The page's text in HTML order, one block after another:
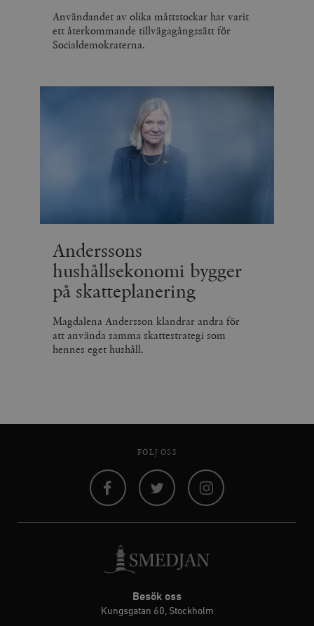
Användandet av olika måttstockar har varit
ett återkommande tillvägagångssätt för
Socialdemokraterna.
Anderssons
hushållsekonomi bygger
på skatteplanering
Magdalena Andersson klandrar andra för
att använda samma skattestrategi som
hennes eget hushåll.
FÖLJ OSS
Besök oss
Kungsgatan 60, Stockholm